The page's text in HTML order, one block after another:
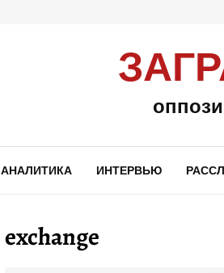
АНАЛИТИКА ИНТЕРВЬЮ
exchange